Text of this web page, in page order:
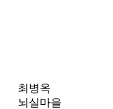
최병옥
뇌실마을